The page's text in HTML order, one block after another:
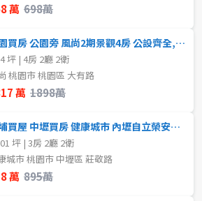
萬 698萬
桃園買房 公園旁 風尚2期景觀4房 公設齊全,近學區商家林立
坪 | 4房 2廳 2衛
桃園市 桃園區 大有路
萬 1898萬
青埔買屋 中壢買房 健康城市 內壢自立榮安商圈3房車景觀戶
坪 | 3房 2廳 2衛
城市 桃園市 中壢區 莊敬路
萬 895萬